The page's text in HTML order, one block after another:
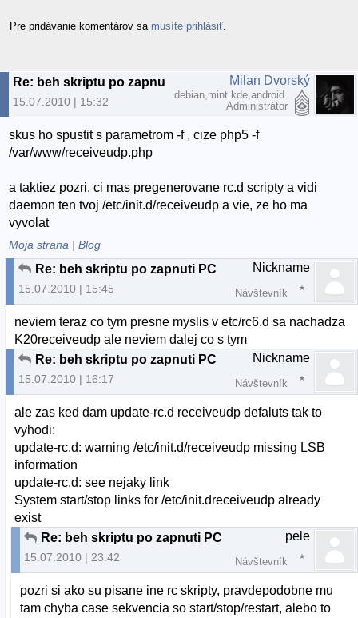
Pre pridávanie komentárov sa musíte prihlásiť
Re: beh skriptu po zapnuti PC
15.07.2010 | 15:32
Milan Dvorský
debian,mint kde,android
Administrátor
skus ho spustit s parametrom -f , cize php5 -f
/var/www/receiveudp.php
a taktiez pozri, ci mas pregenerovane rc.d scripty a vidi
daemon ten tvoj /etc/init.d/receiveudp a vie, ze ho ma
vyvolat
Moja strana |Blog
Re: beh skriptu po zapnuti PC
15.07.2010 | 15:45
Nickname
Návštevník
neviem teraz co tym presne myslis v etc/rc6.d sa nachadza
K20receiveudp ale neviem dalej co s tym
Re: beh skriptu po zapnuti PC
15.07.2010 | 16:17
Nickname
Návštevník
ale zas ked dam update-rc.d receiveudp defaluts tak to
vyhodi:
update-rc.d: warning /etc/init.d/receiveudp missing LSB
information
update-rc.d: see nejaky link
System start/stop links for /etc/init.dreceiveudp already
exist
Re: beh skriptu po zapnuti PC
15.07.2010 | 23:42
pele
Návštevník
pozri si ako su pisane ine rc skripty, pravdepodobne mu
tam chyba case sekvencia so start/stop/restart, alebo to